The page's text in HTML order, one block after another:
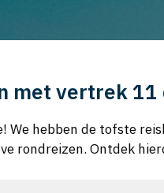
met vertrek 11
hebben de tofste
rondreizen. Ontdek